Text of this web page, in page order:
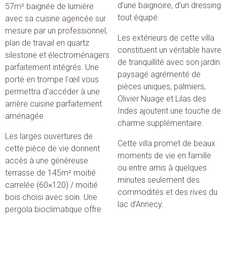
57m² baignée de lumière
avec sa cuisine agencée sur
mesure par un professionnel,
plan de travail en quartz
silestone et électroménagers
parfaitement intégrés. Une
porte en trompe l’œil vous
permettra d’accéder à une
arrière cuisine parfaitement
aménagée.
Les larges ouvertures de
cette pièce de vie donnent
accès à une généreuse
terrasse de 145m² moitié
carrelée (60×120) / moitié
bois choisi avec soin. Une
pergola bioclimatique offre
d’une baignoire, d’un dressing
tout équipé.
Les extérieurs de cette villa
constituent un véritable havre
de tranquillité avec son jardin
paysagé agrémenté de
pièces uniques, palmiers,
Olivier Nuage et Lilas des
Indes ajoutent une touche de
charme supplémentaire.
Cette villa promet de beaux
moments de vie en famille
ou entre amis à quelques
minutes seulement des
commodités et des rives du
lac d’Annecy.